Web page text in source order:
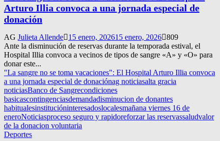
Arturo Illia convoca a una jornada especial de
donación
AG Julieta Allende 15 enero, 202615 enero, 2026 809
Ante la disminución de reservas durante la temporada estival, el
Hospital Illia convoca a vecinos de tipos de sangre «A» y «O» para
donar este...
"La sangre no se toma vacaciones": El Hospital Arturo Illia convoca
a una jornada especial de donaciónag noticiasalta gracia
noticiasBanco de Sangrecondiciones
basicascontingenciasdemandadisminucion de donantes
habitualesinstitucióninteresadoslocalesmañana viernes 16 de
eneroNoticiasproceso seguro y rapidoreforzar las reservassaludvalor
de la donacion voluntaria
Deportes